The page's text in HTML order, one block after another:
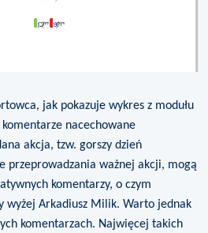
jak pokazuje wykres z modułu
nacechowane
akcja, tzw. gorszy dzień
przeprowadzania ważnej akcji, mogą
komentarzy, o czym
wyżej Arkadiusz Milik. Warto jednak
komentarzach. Najwięcej takich